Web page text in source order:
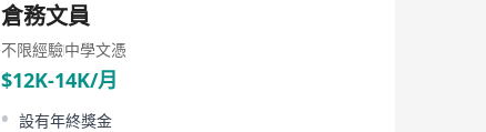
倉務文員
不限經驗中學文憑
$12K-14K/月
設有年終獎金